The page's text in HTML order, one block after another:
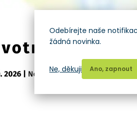
Odebírejte naše
žádná novinka.
Ano, zapnout
Ne, děkuji